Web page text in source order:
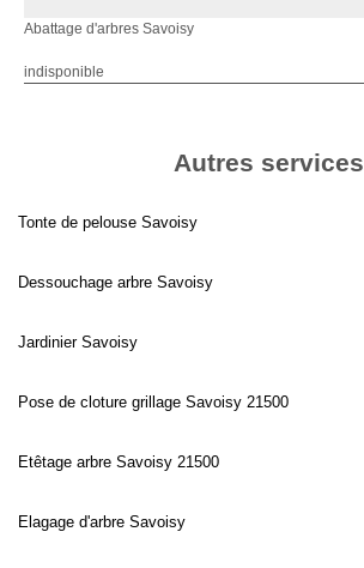
Abattage d'arbres Savoisy
indisponible
Autres services
Tonte de pelouse Savoisy
Dessouchage arbre Savoisy
Jardinier Savoisy
Pose de cloture grillage Savoisy 21500
Etêtage arbre Savoisy 21500
Elagage d'arbre Savoisy